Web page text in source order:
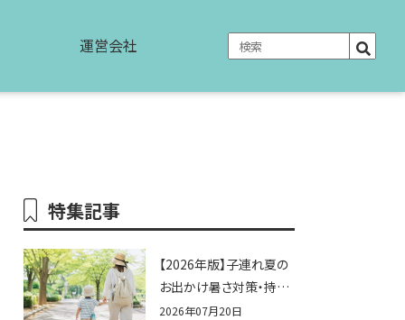
運営会社
特集記事
【2026年版】子連れ夏の
お出かけ暑さ対策・持ち
物完全ガイド｜水遊び・
2026年07月20日